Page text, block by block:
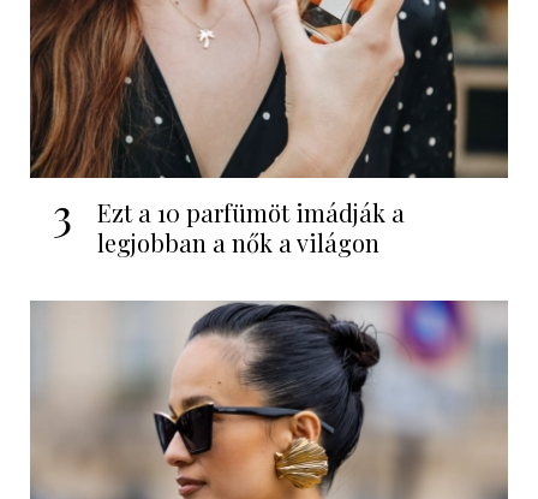
3
Ezt a 10 parfümöt imádják a
legjobban a nők a világon